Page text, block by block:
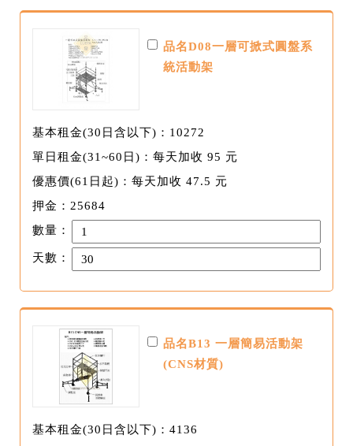
品名D08一層可掀式圓盤系
統活動架
基本租金(30日含以下)：10272
單日租金(31~60日)：每天加收 95 元
優惠價(61日起)：每天加收 47.5 元
押金：25684
數量：
天數：
品名B13 一層簡易活動架
(CNS材質)
基本租金(30日含以下)：4136